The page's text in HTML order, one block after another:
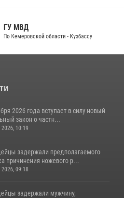
ГУ МВД
По Кемеровской области - Кузбассу
2026 года вступает в силу новый
закон о частн...
2026, 10:19
задержали предполагаемого
причинения ножевого р...
2026, 09:18
задержали мужчину,